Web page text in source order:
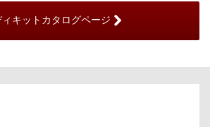
キットカタログページ